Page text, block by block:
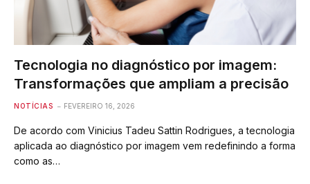
Tecnologia no diagnóstico por imagem:
Transformações que ampliam a precisão
NOTÍCIAS FEVEREIRO 16, 2026
De acordo com Vinicius Tadeu Sattin Rodrigues, a tecnologia
aplicada ao diagnóstico por imagem vem redefinindo a forma
como as…